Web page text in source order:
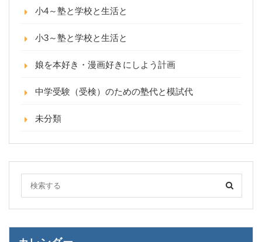
小4～塾と学校と生活と
小3～塾と学校と生活と
娘を本好き・漫画好きにしよう計画
中学受験（受検）のための塾代と模試代
未分類